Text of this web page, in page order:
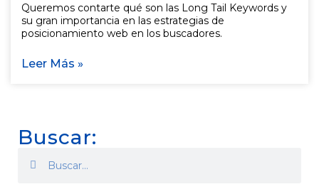
Queremos contarte qué son las Long Tail Keywords y
su gran importancia en las estrategias de
posicionamiento web en los buscadores.
Leer Más »
Buscar: